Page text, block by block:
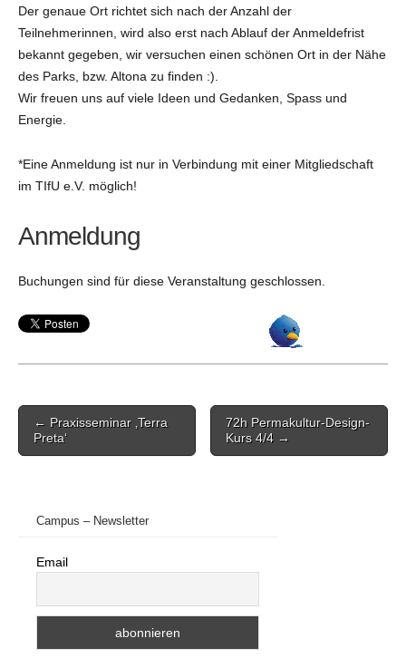
Der genaue Ort richtet sich nach der Anzahl der
Teilnehmerinnen, wird also erst nach Ablauf der Anmeldefrist
bekannt gegeben, wir versuchen einen schönen Ort in der Nähe
des Parks, bzw. Altona zu finden :).
Wir freuen uns auf viele Ideen und Gedanken, Spass und
Energie.
*Eine Anmeldung ist nur in Verbindung mit einer Mitgliedschaft
im TIfU e.V. möglich!
Anmeldung
Buchungen sind für diese Veranstaltung geschlossen.
Post
navigation
← Praxisseminar ‚Terra
Preta‘
72h Permakultur-Design-
Kurs 4/4 →
Campus – Newsletter
Email